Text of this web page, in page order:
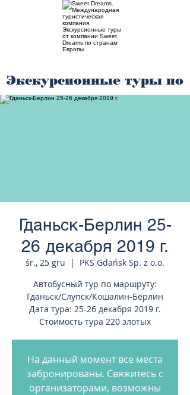
Экскурсионные туры по
странам Европы
Гданьск-Берлин 25-
26 декабря 2019 г.
śr., 25 gru
  |
PKS Gdańsk Sp. z o.o.
Автобусный тур по маршруту:
Гданьск/Слупск/Кошалин-Берлин
Дата тура: 25-26 декабря 2019 г.
Стоимость тура 220 злотых
На данный момент все места
забронированы. Свяжитесь с
организаторами, возможны